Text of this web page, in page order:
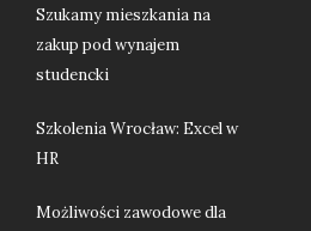
Szukamy mieszkania na
zakup pod wynajem
studencki
Szkolenia Wrocław: Excel w
HR
Możliwości zawodowe dla